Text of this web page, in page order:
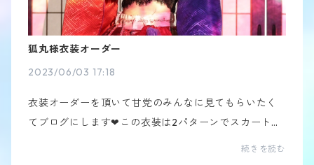
狐丸様衣装オーダー
2023/06/03 17:18
衣装オーダーを頂いて甘党のみんなに見てもらいたく
てブログにします❤︎この衣装は2パターンでスカートと
パンツスタイルを作りました⭐︎スカートスタイル⭐︎何枚
続きを読む